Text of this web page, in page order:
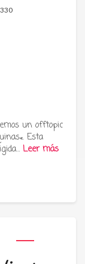
un offtopic
Esta
Leer más